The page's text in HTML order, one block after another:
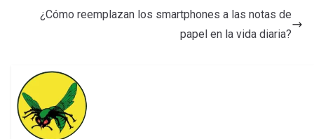
¿Cómo reemplazan los smartphones a las notas de
papel en la vida diaria?